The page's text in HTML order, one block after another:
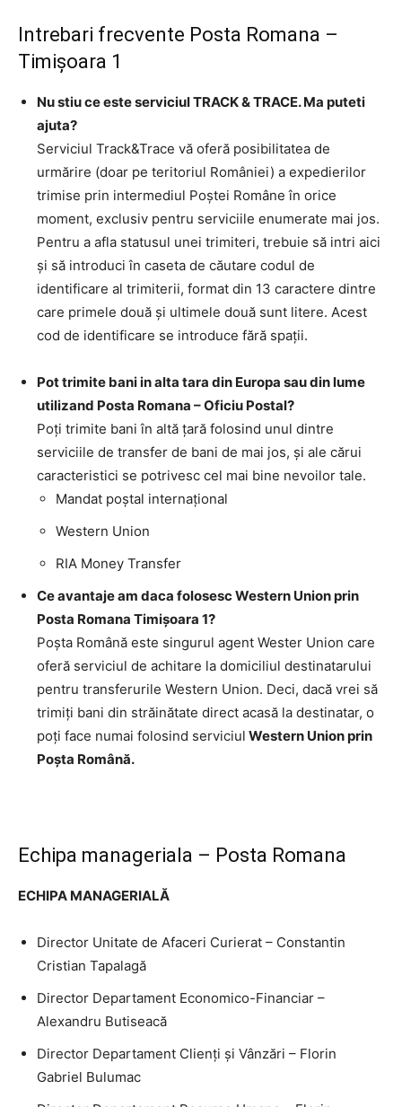
Intrebari frecvente Posta Romana –
Timişoara 1
Nu stiu ce este serviciul TRACK & TRACE. Ma puteti
ajuta?
Serviciul Track&Trace vă oferă posibilitatea de
urmărire (doar pe teritoriul României) a expedierilor
trimise prin intermediul Poştei Române în orice
moment, exclusiv pentru serviciile enumerate mai jos.
Pentru a afla statusul unei trimiteri, trebuie să intri aici
şi să introduci în caseta de căutare codul de
identificare al trimiterii, format din 13 caractere dintre
care primele două şi ultimele două sunt litere. Acest
cod de identificare se introduce fără spaţii.
Pot trimite bani in alta tara din Europa sau din lume
utilizand Posta Romana – Oficiu Postal?
Poţi trimite bani în altă ţară folosind unul dintre
serviciile de transfer de bani de mai jos, şi ale cărui
caracteristici se potrivesc cel mai bine nevoilor tale.
Mandat poştal internaţional
Western Union
RIA Money Transfer
Ce avantaje am daca folosesc Western Union prin
Posta Romana Timişoara 1?
Poşta Română este singurul agent Wester Union care
oferă serviciul de achitare la domiciliul destinatarului
pentru transferurile Western Union. Deci, dacă vrei să
trimiţi bani din străinătate direct acasă la destinatar, o
poţi face numai folosind serviciul Western Union prin
Poşta Română.
Echipa manageriala – Posta Romana
ECHIPA MANAGERIALĂ
Director Unitate de Afaceri Curierat – Constantin
Cristian Tapalagă
Director Departament Economico-Financiar –
Alexandru Butiseacă
Director Departament Clienți și Vânzări – Florin
Gabriel Bulumac